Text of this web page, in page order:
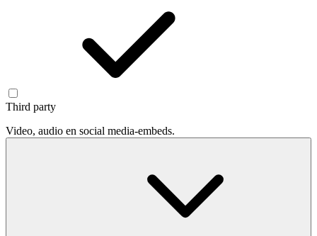
Third party
Video, audio en social media-embeds.